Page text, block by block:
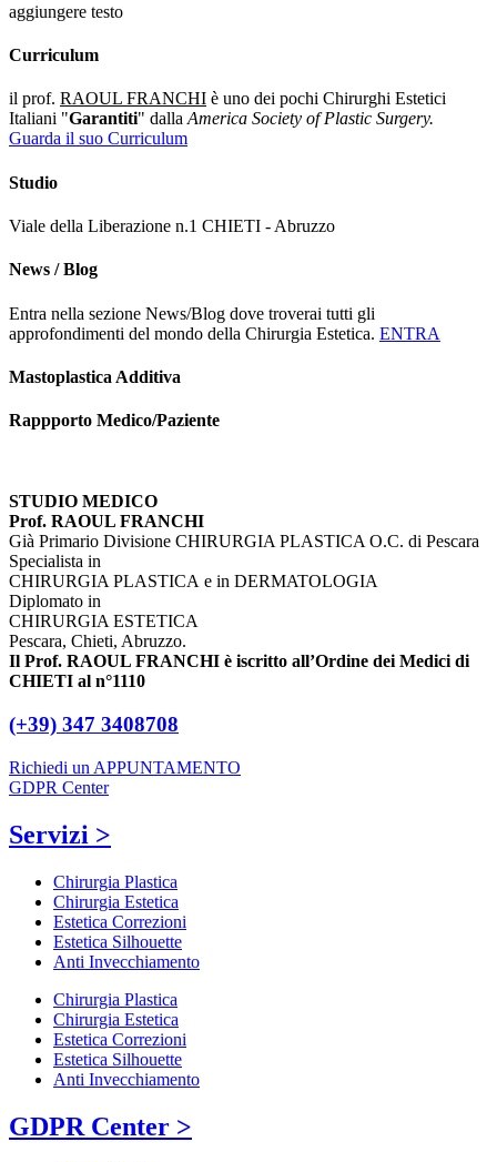
aggiungere testo
Curriculum
il prof. RAOUL FRANCHI è uno dei pochi Chirurghi Estetici
Italiani "Garantiti" dallaAmerica Society of Plastic Surgery.
Guarda il suo Curriculum
Studio
Viale della Liberazione n.1 CHIETI - Abruzzo
News / Blog
Entra nella sezione News/Blog dove troverai tutti gli
approfondimenti del mondo della Chirurgia Estetica. ENTRA
Mastoplastica Additiva
Rappporto Medico/Paziente
STUDIO MEDICO
Prof. RAOUL FRANCHI
Già Primario Divisione CHIRURGIA PLASTICA O.C. di Pescara
Specialista in
CHIRURGIA PLASTICA e in DERMATOLOGIA
Diplomato in
CHIRURGIA ESTETICA
Pescara, Chieti, Abruzzo.
Il Prof. RAOUL FRANCHI è iscritto all’Ordine dei Medici di
CHIETI al n°1110
(+39) 347 3408708
Richiedi un APPUNTAMENTO
GDPR Center
Servizi >
Chirurgia Plastica
Chirurgia Estetica
Estetica Correzioni
Estetica Silhouette
Anti Invecchiamento
Chirurgia Plastica
Chirurgia Estetica
Estetica Correzioni
Estetica Silhouette
Anti Invecchiamento
GDPR Center >